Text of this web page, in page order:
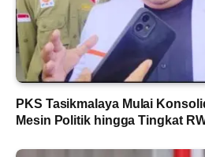
PKS Tasikmalaya Mulai
Mesin Politik hingga Tingkat